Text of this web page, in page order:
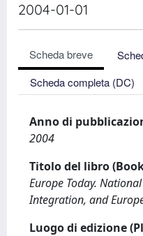
2004-01-01
Scheda breve
Scheda completa (DC)
Anno di
2004
Titolo del libro
Europe Today.
Integration, and
Luogo di edizione